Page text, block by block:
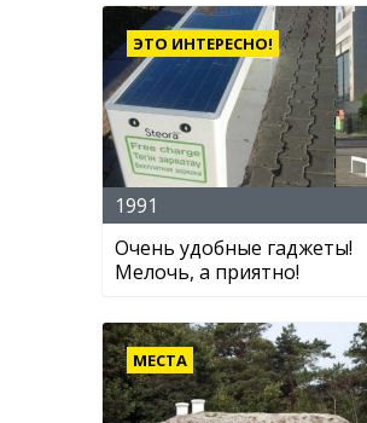
ЭТО ИНТЕРЕСНО!
1991
Очень удобные гаджеты!
Мелочь, а приятно!
МЕСТА